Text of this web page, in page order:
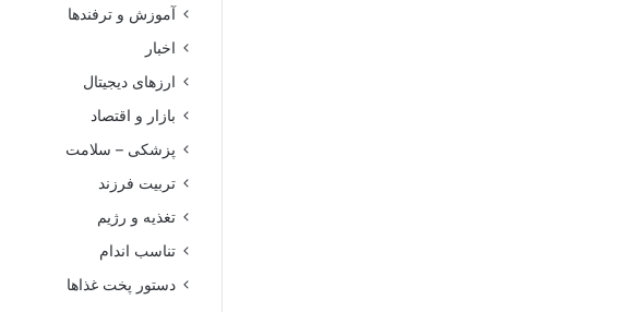
آموزش و ترفندها
اخبار
ارزهای دیجیتال
بازار و اقتصاد
پزشکی – سلامت
تربیت فرزند
تغذیه و رژیم
تناسب اندام
دستور پخت غذاها